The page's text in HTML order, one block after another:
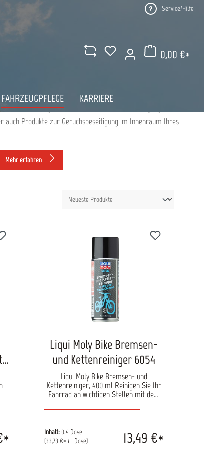
Service/Hilfe
0,00 €*
Warenkorb enthält 0
FAHRZEUGPFLEGE KARRIERE
DIE KUNSTSTOFFPFLEGE
Kunststoffpflege-Produkte zur Oberflächenreinigung,
Produkte zur Geruchsbeseitigung im Innenraum Ihres
Mehr erfahren
Liqui Moly Bike Bremsen-
und Kettenreiniger 6054
Liqui Moly Bike Bremsen- und
Kettenreiniger, 400 ml Reinigen Sie Ihr
Fahrrad an wichtigen Stellen mit dem
Kettenreiniger. Dieser hochwirksame
fortschrittlichen
Lösungsmittelkombination, ist Ihre
Inhalt: 0.4 Dose
(33,73 €* / 1 Dose)
13,49 €*